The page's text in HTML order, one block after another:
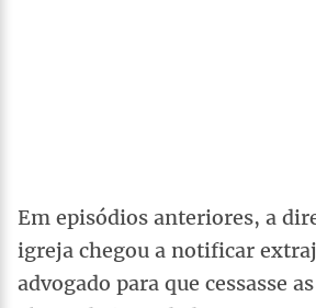
Em episódios anteriores, a
igreja chegou a notificar
advogado para que cessasse